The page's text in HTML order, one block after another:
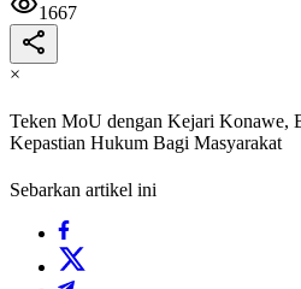
1667
×
Teken MoU dengan Kejari Konawe,
Kepastian Hukum Bagi Masyarakat
Sebarkan artikel ini